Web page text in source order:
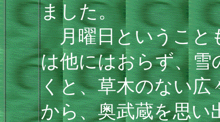
ました。
月曜日ということ
は他にはおらず、雪
くと、草木のない広
から、奥武蔵を思い